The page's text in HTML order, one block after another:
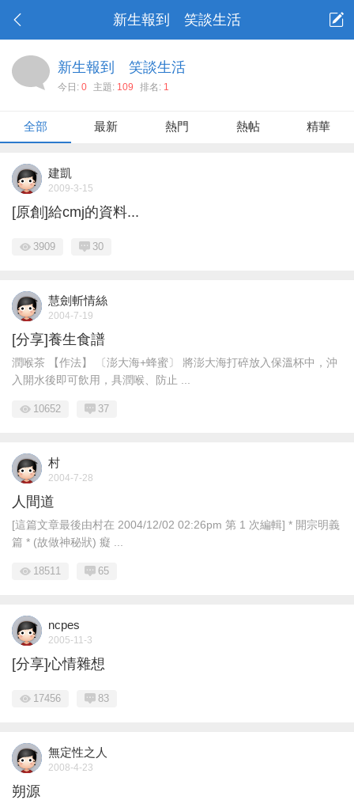
新生報到 笑談生活
新生報到 笑談生活
今日: 0 主題: 109 排名: 1
全部 最新 熱門 熱帖 精華
建凱
2009-3-15
[原創]給cmj的資料...
3909 30
慧劍斬情絲
2004-7-19
[分享]養生食譜
潤喉茶 【作法】 〔澎大海+蜂蜜〕 將澎大海打碎放入保溫杯中，沖
入開水後即可飲用，具潤喉、防止 ...
10652 37
村
2004-7-28
人間道
[這篇文章最後由村在 2004/12/02 02:26pm 第 1 次編輯] * 開宗明義
篇 * (故做神秘狀) 癡 ...
18511 65
ncpes
2005-11-3
[分享]心情雜想
17456 83
無定性之人
2008-4-23
朔源